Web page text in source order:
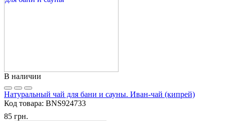
В наличии
Натуральный чай для бани и сауны. Иван-чай (кипрей)
Код товара: BNS924733
85 грн.